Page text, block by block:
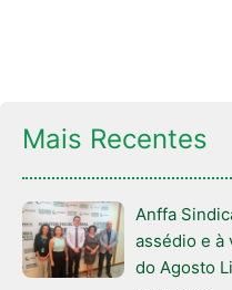
Mais Recentes
Anffa
assédio e à
do Agosto